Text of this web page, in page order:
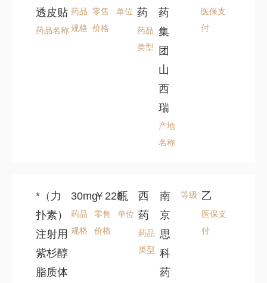
透皮贴
药品名称
药品
规格
零售
价格
单位 药
药品
类型
药
集
团
山
西
瑞
产地
名称
医保支
付
*（力
扑素）
注射用
紫杉醇
脂质体
30mg
药品
规格
￥228
零售
价格
瓶
单位
西
药
药品
类型
南
京
思
科
药
等级 乙
医保支
付